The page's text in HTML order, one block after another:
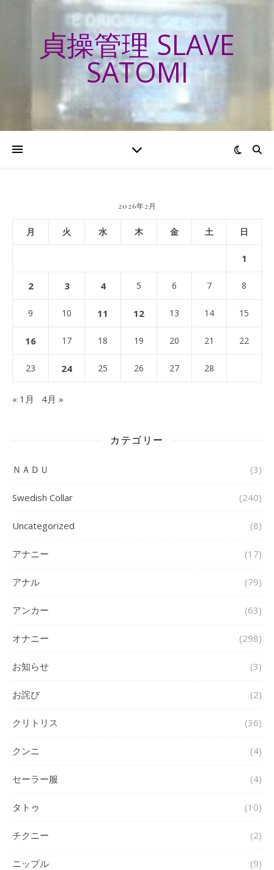
貞操管理 SLAVE
SATOMI
2026年2月
月 火 水 木 金 土 日
1
2 3 4 5 6 7 8
9 10 11 12 13 14 15
16 17 18 19 20 21 22
23 24 25 26 27 28
« 1月 4月 »
カテゴリー
ＮＡＤＵ (3)
Swedish Collar (240)
Uncategorized (8)
アナニー (17)
アナル (79)
アンカー (63)
オナニー (298)
お知らせ (3)
お詫び (2)
クリトリス (36)
クンニ (4)
セーラー服 (4)
タトゥ (10)
チクニー (2)
ニップル (9)